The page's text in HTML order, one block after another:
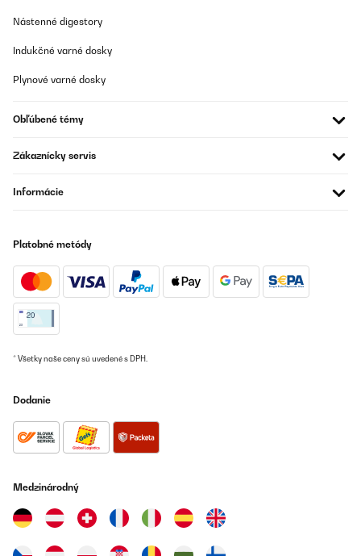
Nástenné digestory
Indukčné varné dosky
Plynové varné dosky
Obľúbené témy
Zákaznícky servis
Informácie
Platobné metódy
* Všetky naše ceny sú uvedené s DPH.
Dodanie
Medzinárodný